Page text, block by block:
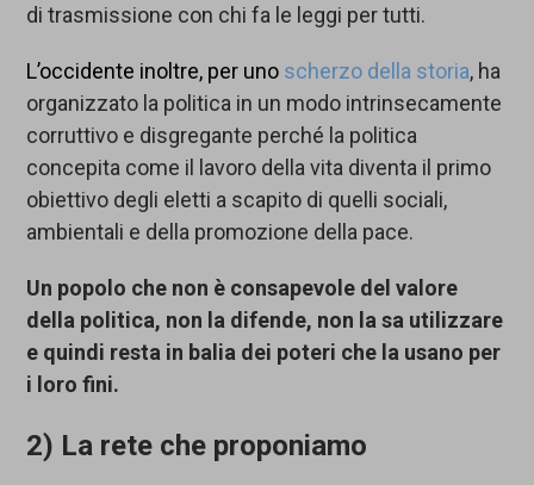
di trasmissione con chi fa le leggi per tutti.
L’occidente inoltre, per uno scherzo della storia, ha
organizzato la politica in un modo intrinsecamente
corruttivo e disgregante perché la politica
concepita come il lavoro della vita diventa il primo
obiettivo degli eletti a scapito di quelli sociali,
ambientali e della promozione della pace.
Un popolo che non è consapevole del valore
della politica, non la difende, non la sa utilizzare
e quindi resta in balia dei poteri che la usano per
i loro fini.
2) La rete che proponiamo